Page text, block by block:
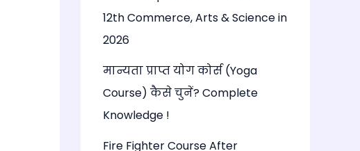
12th Commerce, Arts & Science in
2026
मान्यता प्राप्त योग कोर्स (Yoga
Course) कैसे चुनें? Complete
Knowledge !
Fire Fighter Course After